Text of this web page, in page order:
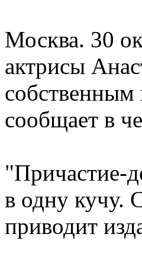
Москва. 30
актрисы
собственным
сообщает в
"Причастие-
в одну кучу.
приводит